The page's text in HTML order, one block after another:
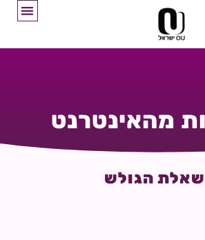
מהאינטרנט
שאלת הגולש